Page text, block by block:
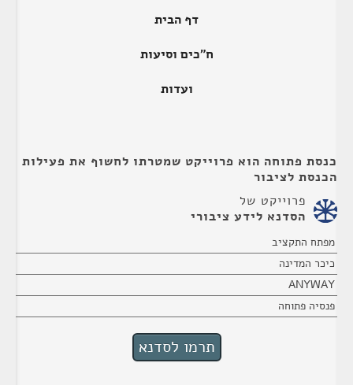
דף הבית
ח"כים וסיעות
ועדות
כנסת פתוחה הוא פרוייקט שמטרתו לחשוף את פעילות
הכנסת לציבור
פרוייקט של
הסדנא לידע ציבורי
מפתח התקציב
כיכר המדינה
ANYWAY
פנסיה פתוחה